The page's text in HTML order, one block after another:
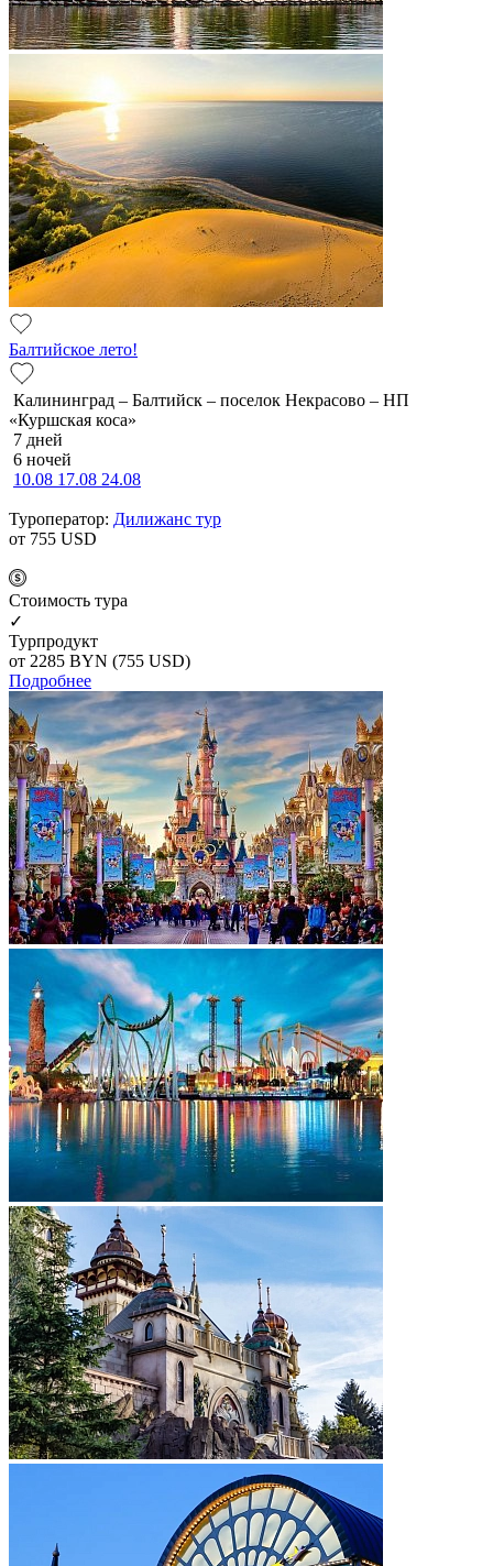
Балтийское лето!
Калининград – Балтийск – поселок Некрасово – НП
«Куршская коса»
7 дней
6 ночей
10.08 17.08 24.08
Туроператор: Дилижанс тур
от 755 USD
Cтоимость тура
✓
Турпродукт
от 2285 BYN (755 USD)
Подробнее